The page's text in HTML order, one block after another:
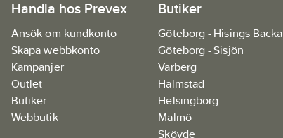
Handla hos Prevex
Ansök om kundkonto
Skapa webbkonto
Kampanjer
Outlet
Butiker
Webbutik
Butiker
Göteborg - Hisings Backa
Göteborg - Sisjön
Varberg
Halmstad
Helsingborg
Malmö
Skövde